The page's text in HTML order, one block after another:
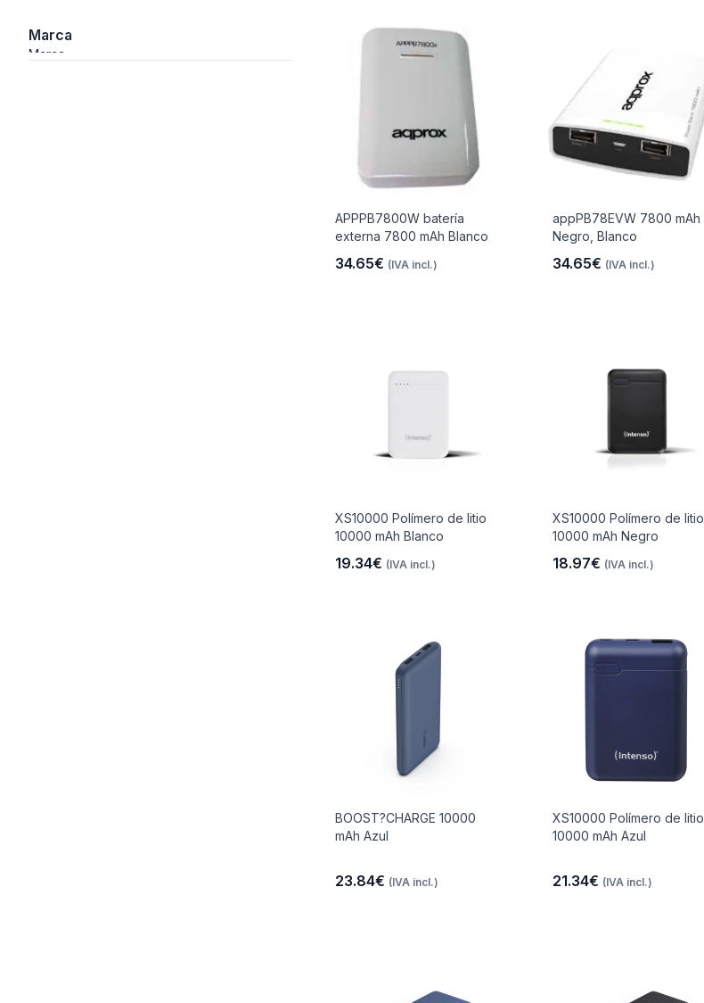
Marca
Marca
APPPB7800W batería
externa 7800 mAh Blanco
34.65€ (IVA incl.)
appPB78EVW 7800 mAh
Negro, Blanco
34.65€ (IVA incl.)
XS10000 Polímero de litio
10000 mAh Blanco
19.34€ (IVA incl.)
XS10000 Polímero de litio
10000 mAh Negro
18.97€ (IVA incl.)
BOOST?CHARGE 10000
mAh Azul
23.84€ (IVA incl.)
XS10000 Polímero de litio
10000 mAh Azul
21.34€ (IVA incl.)